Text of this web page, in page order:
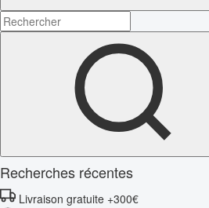
Recherches récentes
Livraison gratuite +300€